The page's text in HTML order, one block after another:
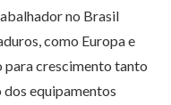
no Brasil
como Europa e
para crescimento tanto
equipamentos